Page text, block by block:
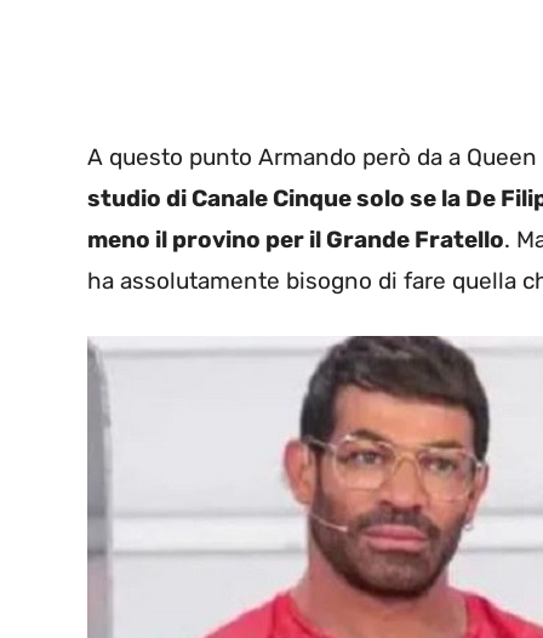
A questo punto Armando però da a
studio di Canale Cinque solo se la De
meno il provino per il Grande Fratello.
ha assolutamente bisogno di fare quella